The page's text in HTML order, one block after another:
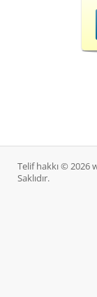
Telif hakkı © 2026
Saklıdır.